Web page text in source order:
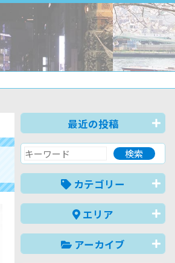
最近の投稿
カテゴリー
エリア
アーカイブ